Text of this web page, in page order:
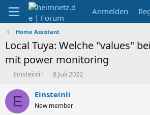
Anmelden
Home Assistant
Local Tuya: Welche "values"
mit power monitoring
E
s
Einsteinli
E
s
e
8 Juli 2022
E Einsteinli
New member